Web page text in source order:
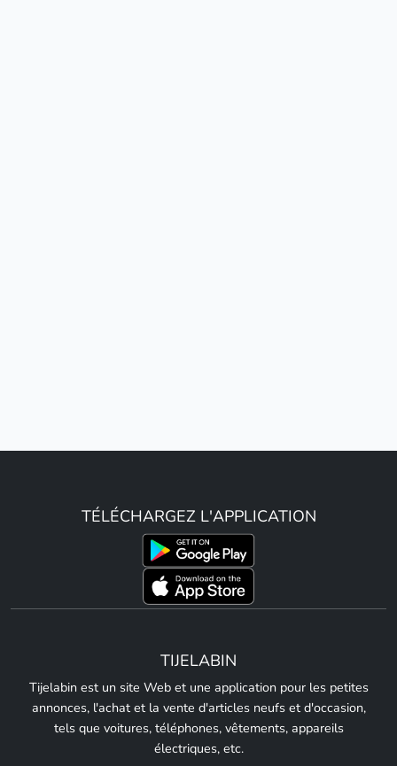
TÉLÉCHARGEZ L'APPLICATION
TIJELABIN
Tijelabin est un site Web et une application pour les petites
annonces, l'achat et la vente d'articles neufs et d'occasion,
tels que voitures, téléphones, vêtements, appareils
électriques, etc.